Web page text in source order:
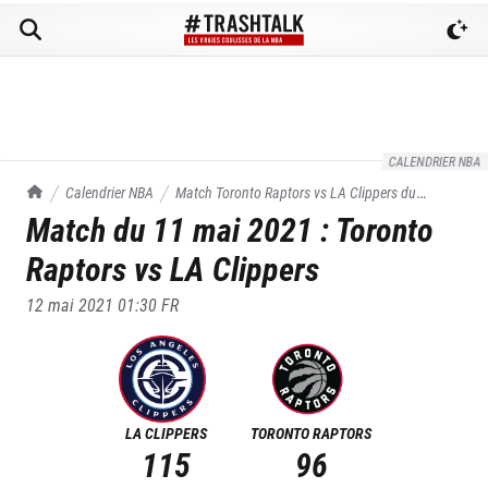
CALENDRIER NBA
TrashTalk Actu NBA
Calendrier NBA Match Toronto Raptors vsLA Clippersdu
11/05/2021
Match du 11 mai 2021 : Toronto
Raptors vsLA Clippers
12 mai 2021 01:30FR
LA CLIPPERS
115
TORONTO RAPTORS
96